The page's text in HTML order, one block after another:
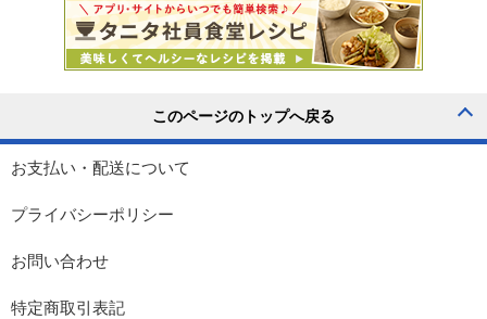
お支払い・配送について
プライバシーポリシー
お問い合わせ
特定商取引表記